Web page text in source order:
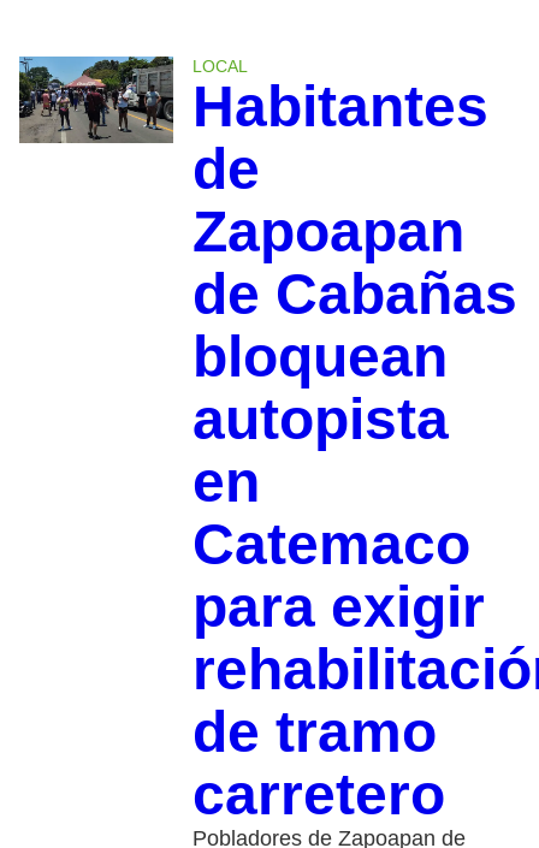
LOCAL
Habitantes
de
Zapoapan
de Cabañas
bloquean
autopista
en
Catemaco
para exigir
de tramo
carretero
Pobladores de Zapoapan de